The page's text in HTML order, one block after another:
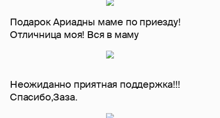
Подарок Ариадны маме по приезду!
Отличница моя! Вся в маму
Неожиданно приятная поддержка!!!
Спасибо,Заза.